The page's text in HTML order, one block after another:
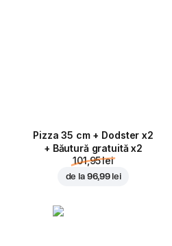
Pizza 35 cm + Dodster x2
+ Băutură gratuită x2
101,95 lei
de la 96,99 lei